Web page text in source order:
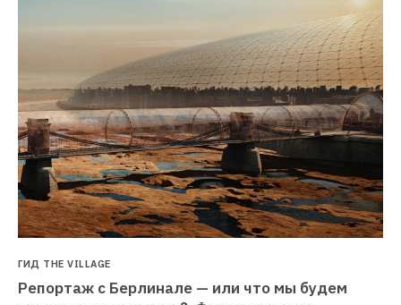
ГИД THE VILLAGE
Репортаж с Берлинале — или что мы будем